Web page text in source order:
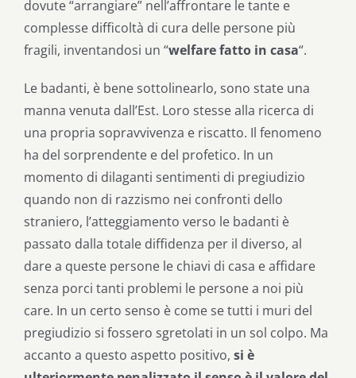
dovute “arrangiare” nell’affrontare le tante e
complesse difficoltà di cura delle persone più
fragili, inventandosi un “welfare fatto in casa“.
Le badanti, è bene sottolinearlo, sono state una
manna venuta dall’Est. Loro stesse alla ricerca di
una propria sopravvivenza e riscatto. Il fenomeno
ha del sorprendente e del profetico. In un
momento di dilaganti sentimenti di pregiudizio
quando non di razzismo nei confronti dello
straniero, l’atteggiamento verso le badanti è
passato dalla totale diffidenza per il diverso, al
dare a queste persone le chiavi di casa e affidare
senza porci tanti problemi le persone a noi più
care. In un certo senso è come se tutti i muri del
pregiudizio si fossero sgretolati in un sol colpo. Ma
accanto a questo aspetto positivo, si è